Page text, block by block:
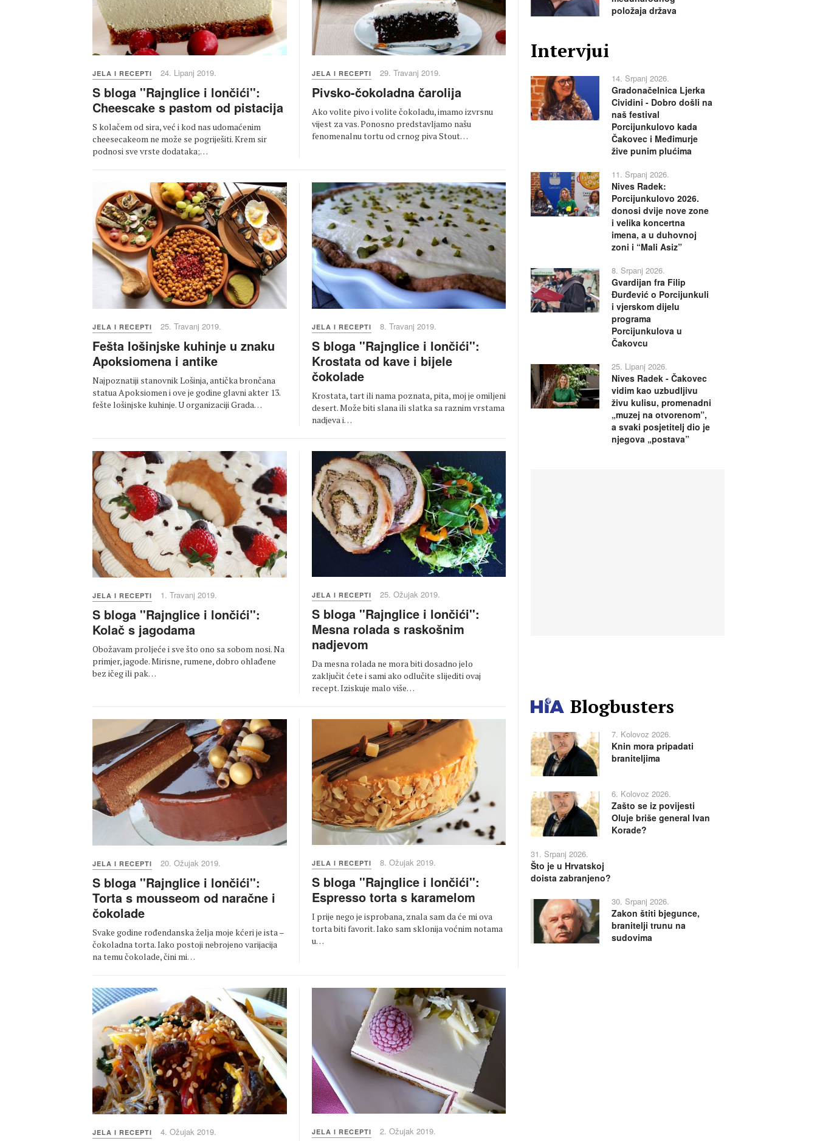
JELA I RECEPTI 24. Lipanj 2019.
S bloga ''Rajnglice i lončići'':
Cheescake s pastom od pistacija
S kolačem od sira, već i kod nas udomaćenim
cheesecakeom ne može se pogriješiti. Krem sir
podnosi sve vrste dodataka;…
JELA I RECEPTI 29. Travanj 2019.
Pivsko-čokoladna čarolija
Ako volite pivo i volite čokoladu, imamo izvrsnu
vijest za vas. Ponosno predstavljamo našu
fenomenalnu tortu od crnog piva Stout…
JELA I RECEPTI 25. Travanj 2019.
Fešta lošinjske kuhinje u znaku
Apoksiomena i antike
Najpoznatiji stanovnik Lošinja, antička brončana
statua Apoksiomen i ove je godine glavni akter 13.
fešte lošinjske kuhinje. U organizaciji Grada…
JELA I RECEPTI 8. Travanj 2019.
S bloga ''Rajnglice i lončići'':
Krostata od kave i bijele
čokolade
Krostata, tart ili nama poznata, pita, moj je omiljeni
desert. Može biti slana ili slatka sa raznim vrstama
nadjeva i…
JELA I RECEPTI 1. Travanj 2019.
S bloga ''Rajnglice i lončići'':
Kolač s jagodama
Obožavam proljeće i sve što ono sa sobom nosi. Na
primjer, jagode. Mirisne, rumene, dobro ohlađene
bez ičeg ili pak…
JELA I RECEPTI 25. Ožujak 2019.
S bloga ''Rajnglice i lončići'':
Mesna rolada s raskošnim
nadjevom
Da mesna rolada ne mora biti dosadno jelo
zaključit ćete i sami ako odlučite slijediti ovaj
recept. Iziskuje malo više…
JELA I RECEPTI 20. Ožujak 2019.
S bloga ''Rajnglice i lončići'':
Torta s mousseom od naračne i
čokolade
Svake godine rođendanska želja moje kćeri je ista –
čokoladna torta. Iako postoji nebrojeno varijacija
na temu čokolade, čini mi…
JELA I RECEPTI 8. Ožujak 2019.
S bloga ''Rajnglice i lončići'':
Espresso torta s karamelom
I prije nego je isprobana, znala sam da će mi ova
torta biti favorit. Iako sam sklonija voćnim notama
u…
JELA I RECEPTI 4. Ožujak 2019. JELA I RECEPTI 2. Ožujak 2019.
položaja država
Intervjui
14. Srpanj 2026.
Gradonačelnica Ljerka
Cividini - Dobro došli na
naš festival
Porcijunkulovo kada
Čakovec i Međimurje
žive punim plućima
11. Srpanj 2026.
Nives Radek:
Porcijunkulovo 2026.
donosi dvije nove zone
i velika koncertna
imena, a u duhovnoj
zoni i “Mali Asiz”
8. Srpanj 2026.
Gvardijan fra Filip
Đurđević o Porcijunkuli
i vjerskom dijelu
programa
Porcijunkulova u
Čakovcu
25. Lipanj 2026.
Nives Radek - Čakovec
vidim kao uzbudljivu
živu kulisu, promenadni
„muzej na otvorenom”,
a svaki posjetitelj dio je
njegova „postava”
Blogbusters
7. Kolovoz 2026.
Knin mora pripadati
braniteljima
6. Kolovoz 2026.
Zašto se iz povijesti
Oluje briše general Ivan
Korade?
31. Srpanj 2026.
Što je u Hrvatskoj
doista zabranjeno?
30. Srpanj 2026.
Zakon štiti bjegunce,
branitelji trunu na
sudovima